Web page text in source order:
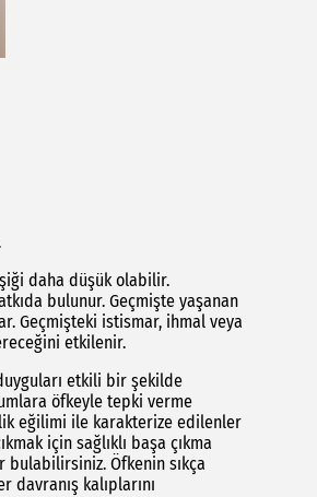
daha düşük olabilir.
bulunur. Geçmişte yaşanan
Geçmişteki istismar, ihmal veya
etkilenir.
etkili bir şekilde
öfkeyle tepki verme
eğilimi ile karakterize edilenler
için sağlıklı başa çıkma
bulabilirsiniz. Öfkenin sıkça
kalıplarını